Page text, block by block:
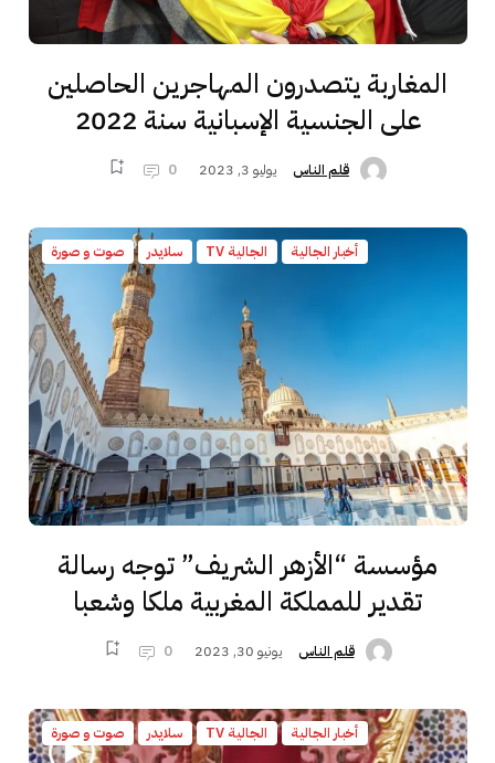
المغاربة يتصدرون المهاجرين الحاصلين
على الجنسية الإسبانية سنة 2022
قلم الناس يوليو 3, 2023 0
أخبار الجالية الجالية TV سلايدر صوت و صورة
مؤسسة “الأزهر الشريف” توجه رسالة
تقدير للمملكة المغربية ملكا وشعبا
قلم الناس يونيو 30, 2023 0
أخبار الجالية الجالية TV سلايدر صوت و صورة